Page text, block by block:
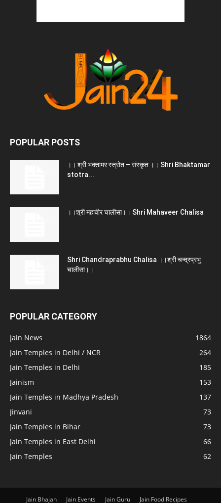
POPULAR POSTS
।। श्री भक्तामर स्त्रोत – संस्कृत ।। Shri Bhaktamar
stotra...
।।श्री महावीर चालीसा।। Shri Mahaveer Chalisa
Shri Chandraprabhu Chalisa ।।श्री चन्द्रप्रभु
चालीसा।।
POPULAR CATEGORY
Jain News
1864
Jain Temples in Delhi / NCR
264
Jain Temples in Delhi
185
Jainism
153
Jain Temples in Madhya Pradesh
137
Jinvani
73
Jain Temples in Bihar
73
Jain Temples in East Delhi
66
Jain Temples
62
Jain Bhajan Jain Events Jain Guru Jain Food Recipes